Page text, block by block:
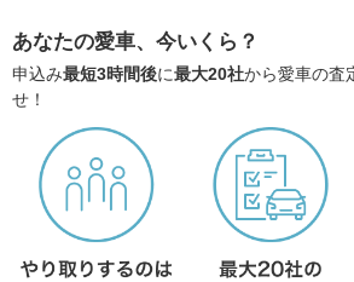
あなたの愛車、今いくら？
申込み最短3時間後に最大20社から愛車の査
せ！